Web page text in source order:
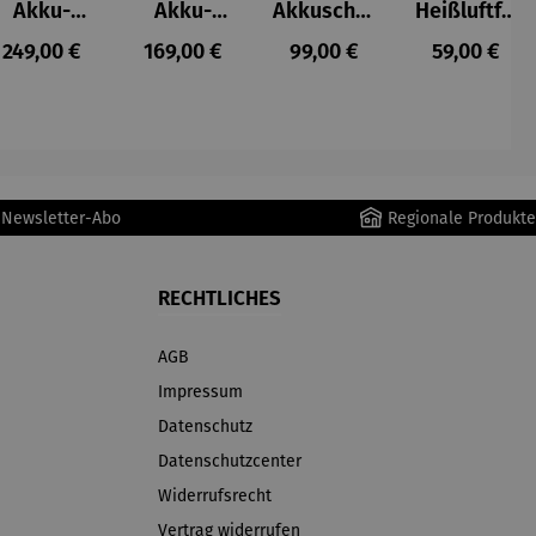
Akku-
Staubsau
ger
Regulärer Preis:
249,00 €
Akku-
Staubsau
ger DS02
Regulärer Preis:
169,00 €
Akkuschra
uber
Regulärer Preis:
99,00 €
Heißluftfri
tteuse
Regulärer
59,00 €
Abo Regionale Produkte
RECHTLICHES
AGB
Impressum
Datenschutz
Datenschutzcenter
Widerrufsrecht
Vertrag widerrufen